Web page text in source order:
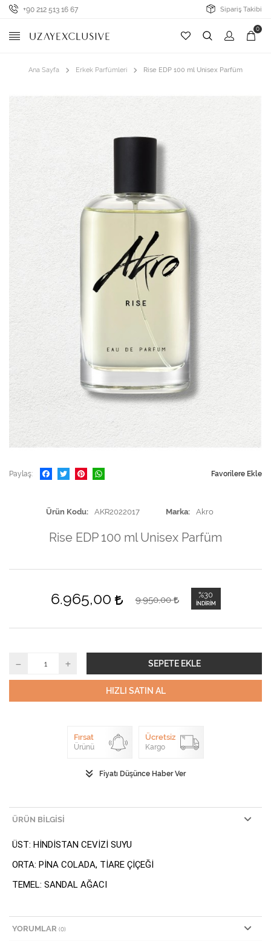
+90 212 513 16 67 Sipariş Takibi
0
Ana Sayfa Erkek Parfümleri Rise EDP 100 ml Unisex Parfüm
Paylaş Favorilere Ekle
Ürün Kodu AKR2022017 Marka Akro
Rise EDP 100 ml Unisex Parfüm
6.965,00 9.950,00 %30
İNDIRIM
SEPETE EKLE
HIZLI SATIN AL
Fırsat
Ürünü
Ücretsiz
Kargo
Fiyatı Düşünce Haber Ver
ÜRÜN BILGISI
ÜST: HİNDİSTAN CEVİZİ SUYU
ORTA: PİNA COLADA, TİARE ÇİÇEĞİ
TEMEL: SANDAL AĞACI
YORUMLAR (0)